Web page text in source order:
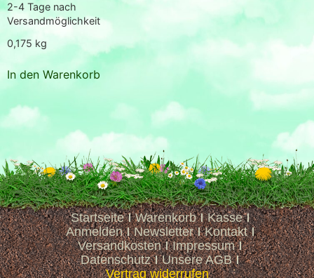
2-4 Tage nach
Versandmöglichkeit
0,175 kg
In den Warenkorb
Startseite Warenkorb
Kasse
Anmelden
Newsletter
Kontakt
Versandkosten
Impressum
Datenschutz
Unsere AGB
Vertrag widerrufen